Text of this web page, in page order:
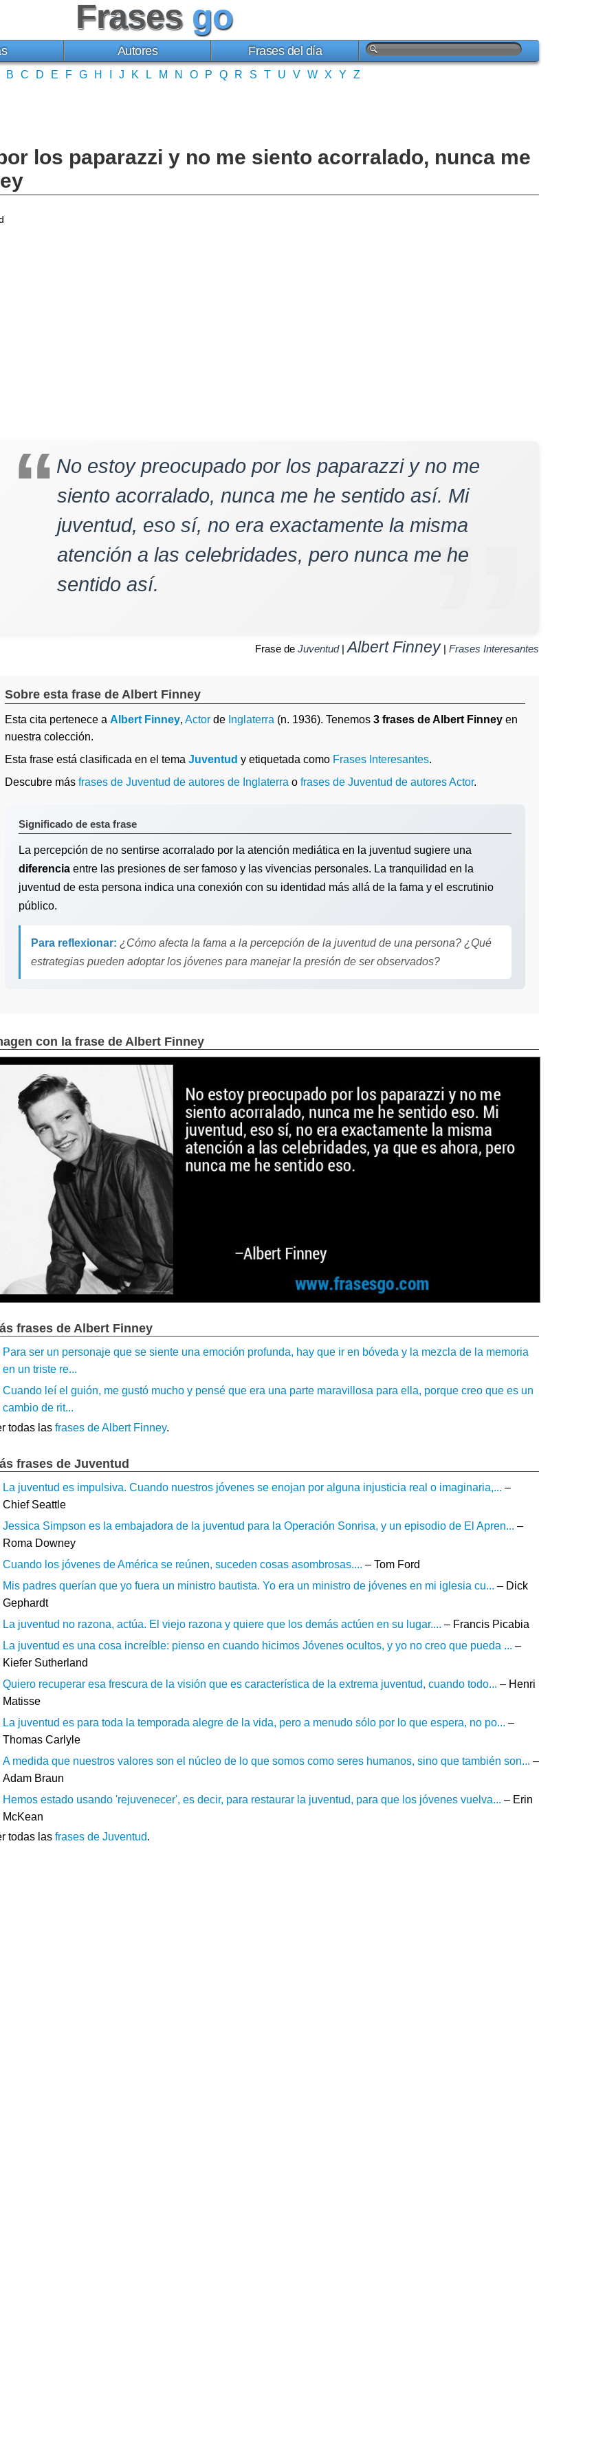
Frases go
Autores Frases del día
B C D E F G H J K L M N O P Q R S T U V W X Y Z
los paparazzi y no me siento acorralado, nunca me
No estoy preocupado por los paparazzi y no me
siento acorralado, nunca me he sentido así. Mi
juventud, eso sí, no era exactamente la misma
atención a las celebridades, pero nunca me he
sentido así.
Frase de Juventud|Albert Finney | Frases Interesantes
Sobre esta frase de Albert Finney
Esta cita pertenece a Albert Finney, Actor de Inglaterra (n. 1936). Tenemos 3 frases de Albert Finney en
nuestra colección.
Esta frase está clasificada en el tema Juventud y etiquetada como Frases Interesantes.
Descubre más frases de Juventud de autores de Inglaterra o frases de Juventud de autores Actor.
Significado de esta frase
La percepción de no sentirse acorralado por la atención mediática en la juventud sugiere una
diferencia entre las presiones de ser famoso y las vivencias personales. La tranquilidad en la
juventud de esta persona indica una conexión con su identidad más allá de la fama y el escrutinio
público.
Para reflexionar: ¿Cómo afecta la fama a la percepción de la juventud de una persona? ¿Qué
estrategias pueden adoptar los jóvenes para manejar la presión de ser observados?
con la frase de Albert Finney
frases de Albert Finney
Para ser un personaje que se siente una emoción profunda, hay que ir en bóveda y la mezcla de la memoria
en un triste re...
Cuando leí el guión, me gustó mucho y pensé que era una parte maravillosa para ella, porque creo que es un
cambio de rit...
todas las frases de Albert Finney.
frases de Juventud
La juventud es impulsiva. Cuando nuestros jóvenes se enojan por alguna injusticia real o imaginaria,... –
Chief Seattle
Jessica Simpson es la embajadora de la juventud para la Operación Sonrisa, y un episodio de El Apren... –
Roma Downey
Cuando los jóvenes de América se reúnen, suceden cosas asombrosas.... – Tom Ford
Mis padres querían que yo fuera un ministro bautista. Yo era un ministro de jóvenes en mi iglesia cu... – Dick
Gephardt
La juventud no razona, actúa. El viejo razona y quiere que los demás actúen en su lugar.... – Francis Picabia
La juventud es una cosa increíble: pienso en cuando hicimos Jóvenes ocultos, y yo no creo que pueda ... –
Kiefer Sutherland
Quiero recuperar esa frescura de la visión que es característica de la extrema juventud, cuando todo... – Henri
Matisse
La juventud es para toda la temporada alegre de la vida, pero a menudo sólo por lo que espera, no po... –
Thomas Carlyle
A medida que nuestros valores son el núcleo de lo que somos como seres humanos, sino que también son... –
Adam Braun
Hemos estado usando 'rejuvenecer', es decir, para restaurar la juventud, para que los jóvenes vuelva... – Erin
McKean
todas las frases de Juventud.